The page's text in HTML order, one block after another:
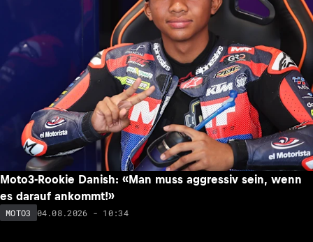
Moto3-Rookie Danish: «Man muss aggressiv sein, wenn
es darauf ankommt!»
MOTO3 04.08.2026 - 10:34